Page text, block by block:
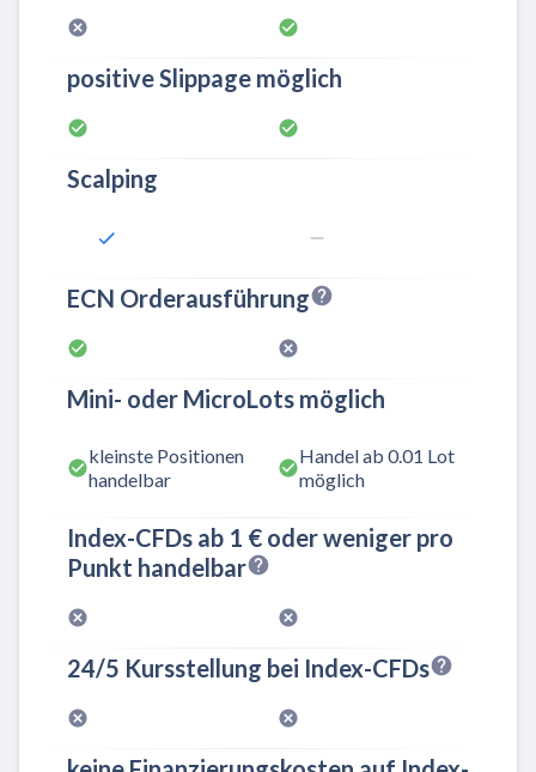
positive Slippage möglich
Scalping
ECN Orderausführung
Mini- oder MicroLots möglich
kleinste Positionen
handelbar
Handel ab 0.01 Lot
möglich
Index-CFDs ab 1 € oder weniger pro
Punkt handelbar
24/5 Kursstellung bei Index-CFDs